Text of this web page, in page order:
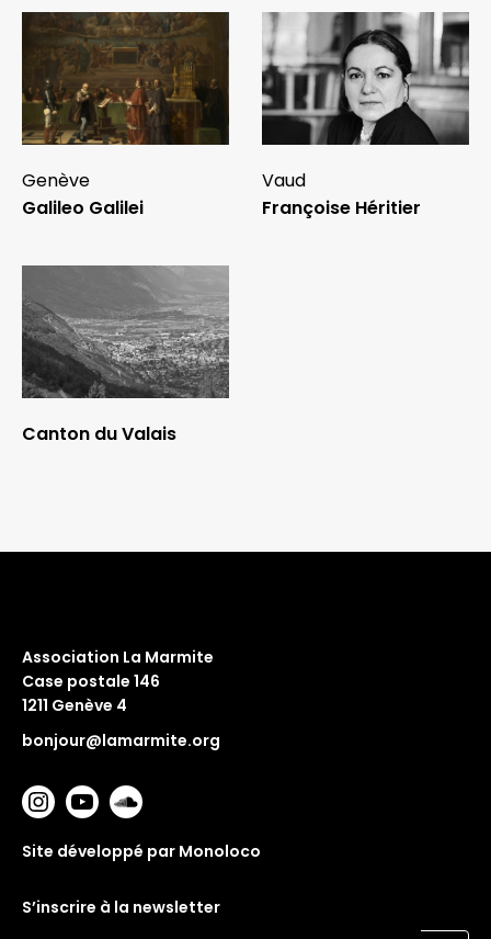
Genève
Galileo Galilei
Vaud
Françoise Héritier
Canton du Valais
Association La Marmite
Case postale 146
1211 Genève 4
bonjour@lamarmite.org
Site développé par Monoloco
S’inscrire à la newsletter